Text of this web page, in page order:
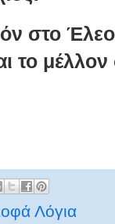
στο
το
Λόγια